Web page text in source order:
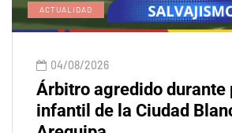
ACTUALIDAD
04/08/2026
Árbitro agredido durante
infantil de la Ciudad